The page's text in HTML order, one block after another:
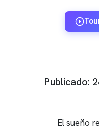
Publicado:
El sueño